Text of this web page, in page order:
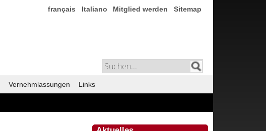
français Italiano Mitglied werden Sitemap
Vernehmlassungen Links